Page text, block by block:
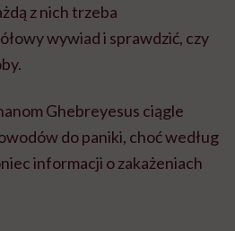
z nich trzeba
wywiad i sprawdzić, czy
Ghebreyesus ciągle
do paniki, choć według
informacji o zakażeniach